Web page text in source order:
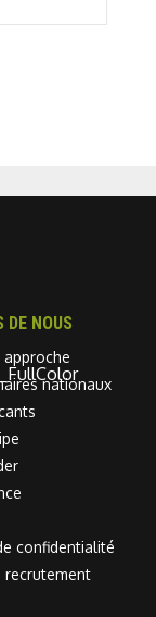
DE NOUS
nationaux
confidentialité
recrutement